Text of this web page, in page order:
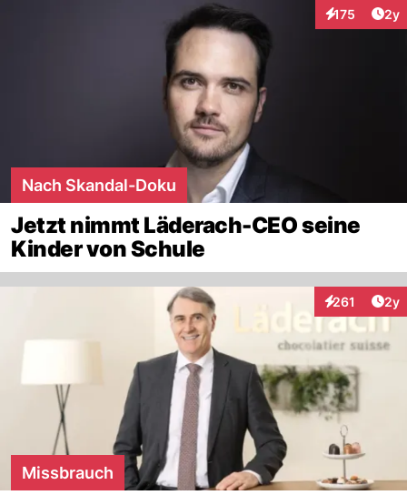
175
Interaktionen
2y
Nach Skandal-Doku
Jetzt nimmt Läderach-CEO seine
Kinder von Schule
261
Interaktionen
2y
Missbrauch